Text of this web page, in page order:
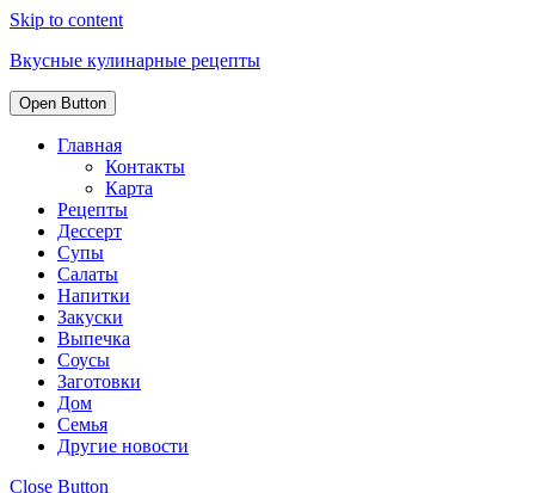
Skip to content
Вкусные кулинарные рецепты
Open Button
Главная
Контакты
Карта
Рецепты
Дессерт
Супы
Салаты
Напитки
Закуски
Выпечка
Соусы
Заготовки
Дом
Семья
Другие новости
Close Button